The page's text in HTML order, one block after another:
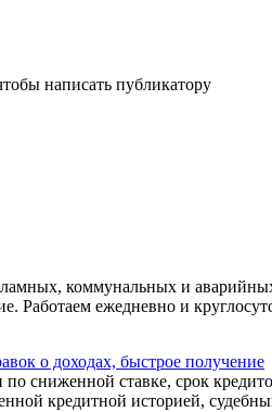
написать публикатору
коммунальных и
Работаем ежедневно и
о доходах, быстрое получение
ставке, срок
кредитной историей,